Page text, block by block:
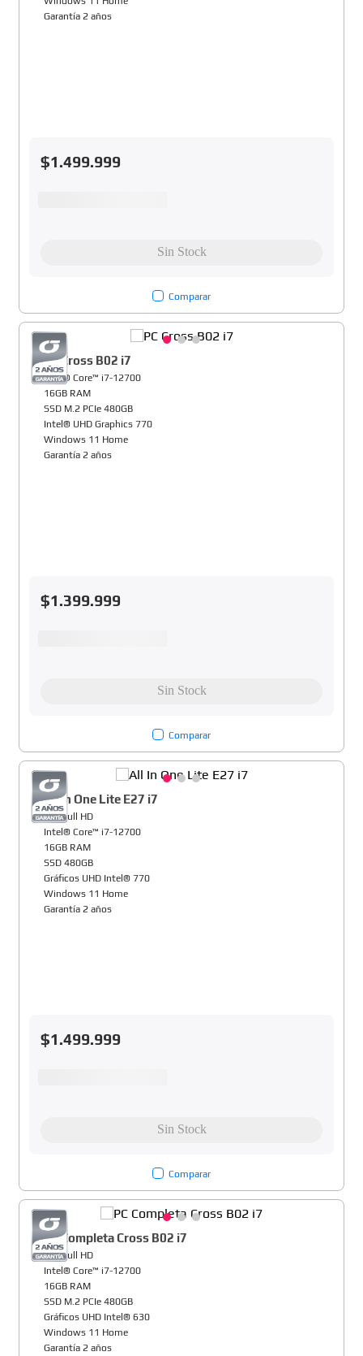
Garantía 2 años
$1.499.999
Comparar
PC Cross B02 i7
Intel® Core™ i7-12700
16GB RAM
SSD M.2 PCIe 480GB
Intel® UHD Graphics 770
Windows 11 Home
Garantía 2 años
$1.399.999
Comparar
All In One Lite E27 i7
27" Full HD
Intel® Core™ i7-12700
16GB RAM
SSD 480GB
Gráficos UHD Intel® 770
Windows 11 Home
Garantía 2 años
$1.499.999
Comparar
PC Completa Cross B02 i7
22" Full HD
Intel® Core™ i7-12700
16GB RAM
SSD M.2 PCIe 480GB
Gráficos UHD Intel® 630
Windows 11 Home
Garantía 2 años